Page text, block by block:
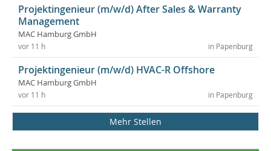
Projektingenieur (m/w/d) After Sales & Warranty
Management
MAC Hamburg GmbH
in Papenburg
vor 11 h
Projektingenieur (m/w/d) HVAC-R Offshore
MAC Hamburg GmbH
in Papenburg
vor 11 h
Mehr Stellen